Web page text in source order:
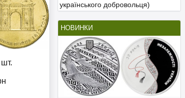
українського добровольця)
НОВИНКИ